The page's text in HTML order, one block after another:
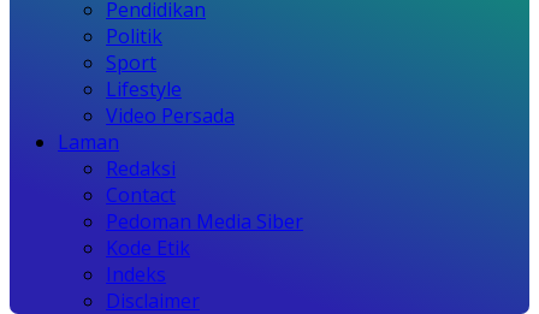
Pendidikan
Politik
Sport
Lifestyle
Video Persada
Laman
Redaksi
Contact
Pedoman Media Siber
Kode Etik
Indeks
Disclaimer